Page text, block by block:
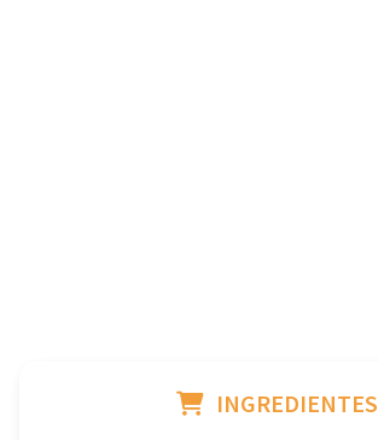
INGREDIENTES